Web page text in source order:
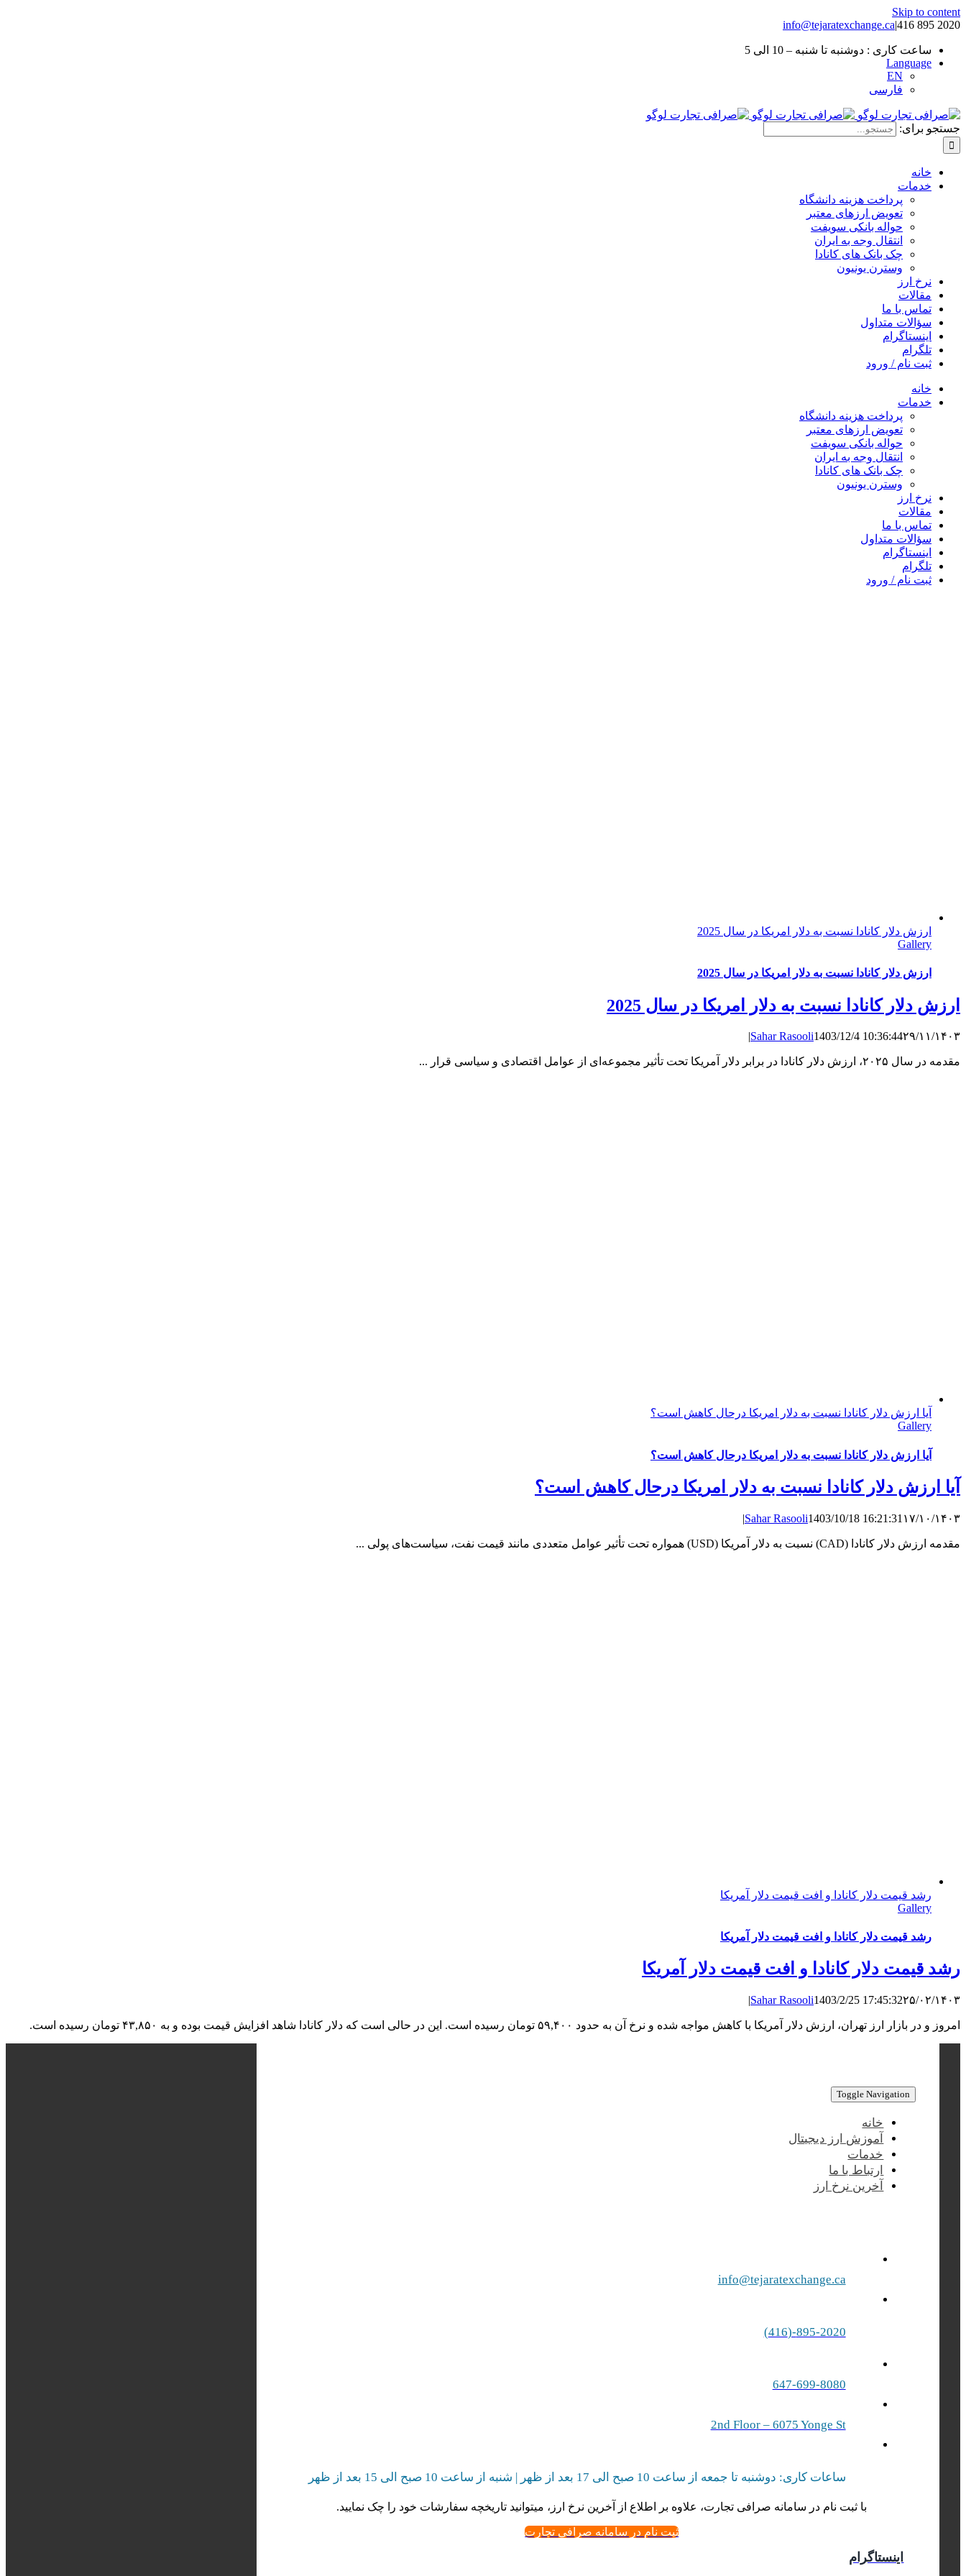
Skip to content
2020 895 416
|
info@tejaratexchange.ca
ساعت کاری : دوشنبه تا شنبه – 10 الی 5
Language
EN
فارسی
جستجو برای:
خانه
خدمات
پرداخت هزینه دانشگاه
تعویض ارزهای معتبر
حواله بانکی سویفت
انتقال وجه به ایران
چک بانک های کانادا
وسترن یونیون
نرخ ارز
مقالات
تماس با ما
سؤالات متداول
اینستاگرام
تلگرام
ثبت نام / ورود
خانه
خدمات
پرداخت هزینه دانشگاه
تعویض ارزهای معتبر
حواله بانکی سویفت
انتقال وجه به ایران
چک بانک های کانادا
وسترن یونیون
نرخ ارز
مقالات
تماس با ما
سؤالات متداول
اینستاگرام
تلگرام
ثبت نام / ورود
ارزش دلار کانادا نسبت به دلار امریکا در سال 2025
Gallery
ارزش دلار کانادا نسبت به دلار امریکا در سال 2025
ارزش دلار کانادا نسبت به دلار امریکا در سال 2025
Sahar Rasooli1403/12/4 10:36:44۲۹/۱۱/۱۴۰۳ |
مقدمه در سال ۲۰۲۵، ارزش دلار کانادا در برابر دلار آمریکا تحت تأثیر مجموعه‌ای از عوامل اقتصادی و سیاسی قرار ...
آیا ارزش دلار کانادا نسبت به دلار امریکا درحال کاهش است؟
Gallery
آیا ارزش دلار کانادا نسبت به دلار امریکا درحال کاهش است؟
آیا ارزش دلار کانادا نسبت به دلار امریکا درحال کاهش است؟
Sahar Rasooli1403/10/18 16:21:31 ۱۷/۱۰/۱۴۰۳ |
مقدمه ارزش دلار کانادا (CAD) نسبت به دلار آمریکا (USD) همواره تحت تأثیر عوامل متعددی مانند قیمت نفت، سیاست‌های پولی ...
رشد قیمت دلار کانادا و افت قیمت دلار آمریکا
Gallery
رشد قیمت دلار کانادا و افت قیمت دلار آمریکا
رشد قیمت دلار کانادا و افت قیمت دلار آمریکا
Sahar Rasooli1403/2/25 17:45:32۲۵/۰۲/۱۴۰۳ |
امروز و در بازار ارز تهران، ارزش دلار آمریکا با کاهش مواجه شده و نرخ آن به حدود ۵۹,۴۰۰ تومان رسیده است. این در حالی است که دلار کانادا شاهد افزایش قیمت بوده و به ۴۳,۸۵۰ تومان رسیده است.
Toggle Navigation
خانه
آموزش ارز دیجیتال
خدمات
ارتباط با ما
آخرین نرخ ارز
info@tejaratexchange.ca
895-2020-(416)
647-699-8080
2nd Floor – 6075 Yonge St
ساعات کاری: دوشنبه تا جمعه از ساعت 10 صبح الی 17 بعد از ظهر | شنبه‌ از ساعت 10 صبح الی 15 بعد از ظهر
با ثبت نام در سامانه صرافی تجارت، علاوه بر اطلاع از آخرین نرخ ارز، میتوانید تاریخچه سفارشات خود را چک نمایید.
ثبت نام در سامانه صرافی تجارت
اینستاگرام